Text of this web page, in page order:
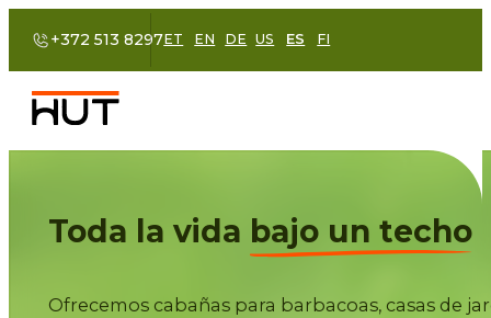
+372 513 8297ET EN DE US ES FI
Toda la vida bajo un techo
Ofrecemos cabañas para barbacoas, casas de